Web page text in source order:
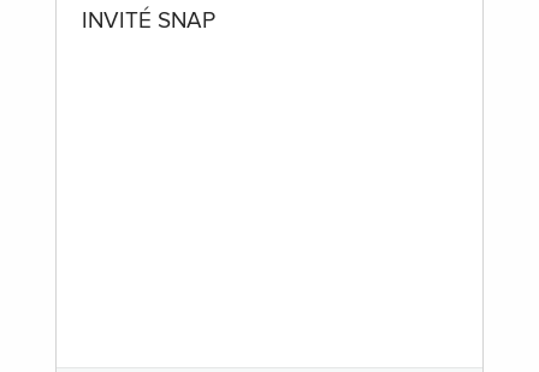
INVITÉ SNAP